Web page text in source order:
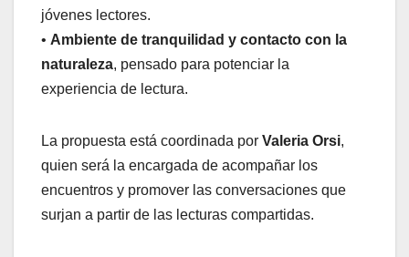
jóvenes lectores.
• Ambiente de tranquilidad y contacto con la
naturaleza, pensado para potenciar la
experiencia de lectura.
La propuesta está coordinada por Valeria Orsi,
quien será la encargada de acompañar los
encuentros y promover las conversaciones que
surjan a partir de las lecturas compartidas.